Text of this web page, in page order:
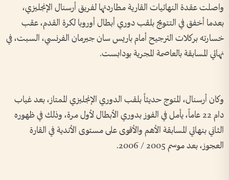
واصلت عقدة النهائيات القارية مطاردتها لفريق أرسنال الإنجليزي،
بعدما أخفق في التتويج بلقب دوري أبطال أوروبا لكرة القدم، عقب
خسارته بركلات الترجيح أمام باريس سان جيرمان الفرنسي، السبت، في
نهائي المسابقة بالعاصمة المجرية بودابست.
وكان أرسنال، المتوج حديثاً بلقب الدوري الإنجليزي الممتاز، بعد غياب
دام 22 عاماً، يأمل في الفوز بدوري الأبطال لأول مرة، وذلك في ظهوره
الثاني بنهائي المسابقة الأهم والأقوى على مستوى الأندية في القارة
العجوز، بعد موسم 2005 / 2006.